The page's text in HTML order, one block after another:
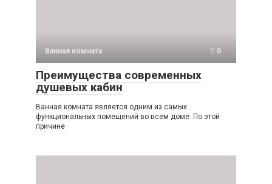
Ванная комната 0
Преимущества современных
душевых кабин
Ванная комната является одним из самых
функциональных помещений во всем доме. По этой
причине